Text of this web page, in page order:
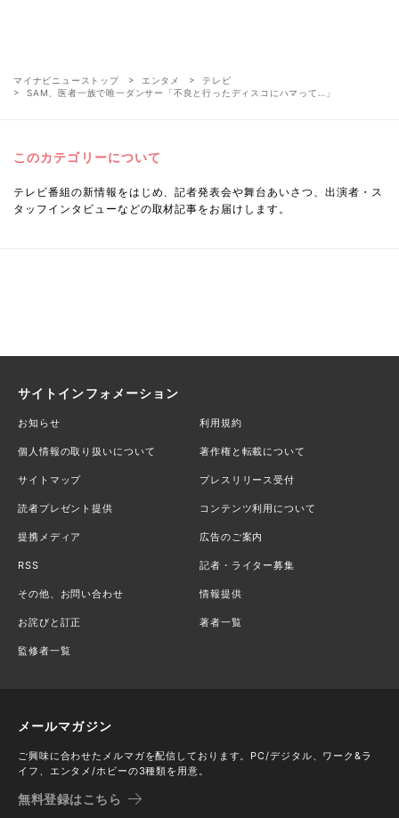
マイナビニューストップ エンタメ
テレビ
SAM、医者一族で唯一ダンサー「不良と行ったディスコにハマって…」
このカテゴリーについて
テレビ番組の新情報をはじめ、記者発表会や舞台あいさつ、出演者・ス
タッフインタビューなどの取材記事をお届けします。
サイトインフォメーション
お知らせ 利用規約
個人情報の取り扱いについて 著作権と転載について
サイトマップ プレスリリース受付
読者プレゼント提供 コンテンツ利用について
提携メディア 広告のご案内
RSS 記者・ライター募集
その他、お問い合わせ 情報提供
お詫びと訂正 著者一覧
監修者一覧
メールマガジン
ご興味に合わせたメルマガを配信しております。PC/デジタル、ワーク&ラ
イフ、エンタメ/ホビーの3種類を用意。
無料登録はこちら